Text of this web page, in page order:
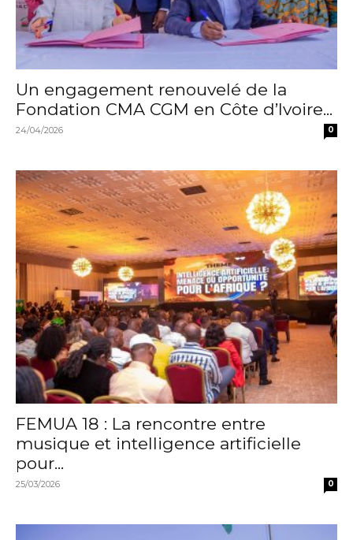
Un engagement renouvelé de la
Fondation CMA CGM en Côte d’Ivoire...
24/04/2026 0
FEMUA 18 : La rencontre entre
musique et intelligence artificielle
pour...
25/03/2026 0